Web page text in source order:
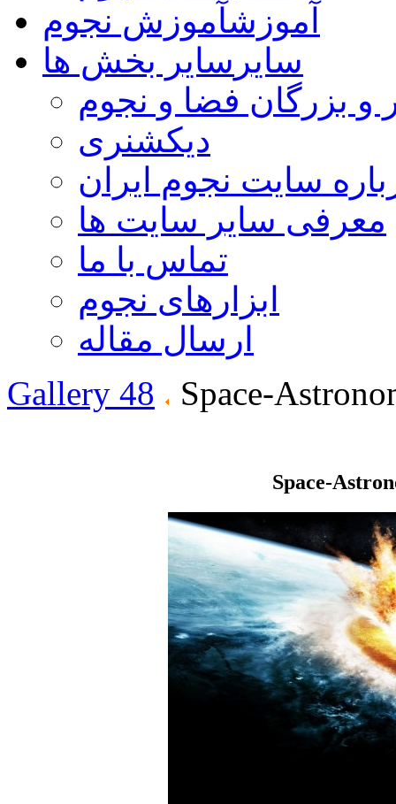
آموزشآموزش نجوم
سایر سایر بخش ها
و بزرگان فضا و نجوم
دیکشنری
سایت نجوم ایران
معرفی سایر سایت ها
تماس با ما
ابزارهای نجوم
ارسال مقاله
Gallery 48
Space-
Space-